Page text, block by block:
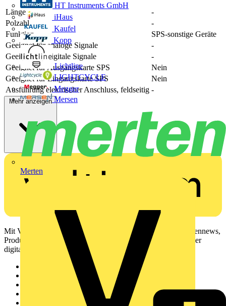
HT Instruments GmbH
iHaus
Kaufel
Kopp
Lichtline
LIGHTCYCLE
Megger
Mersen
Merten
Länge
-
Polzahl
-
Funktion
SPS-sonstige Geräte
Geeignet für analoge Signale
-
Geeignet für digitale Signale
-
Geeignet für Ausgangskarte SPS
Nein
Geeignet für Eingangskarte SPS
Nein
Ausführung elektrischer Anschluss, feldseitig -
Mehr anzeigen
Mit Voltimum erhalten Elektrofachkräfte Zugang zu Branchennews,
Produktinformationen, Schulungen und Tools – alles auf einer
digitalen Plattform und Community.